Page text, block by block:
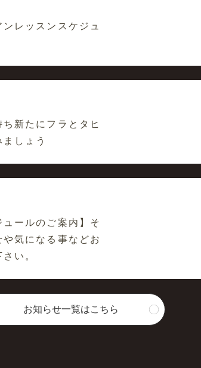
レッスンスケジュ
新たにフラとタヒ
しょう
ュールのご案内】そ
気になる事などお
い。
お知らせ一覧はこちら